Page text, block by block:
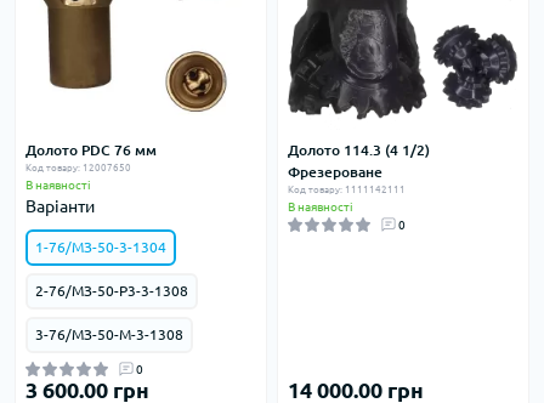
Долото PDC 76 мм
Код товару: 12007650
В наявності
Варіанти
1-76/МЗ-50-3-1304
2-76/МЗ-50-Р3-3-1308
3-76/МЗ-50-М-3-1308
0
3 600.00 грн
Долото 114.3 (4 1/2)
Фрезероване
Код товару: 1111142111
В наявності
0
14 000.00 грн